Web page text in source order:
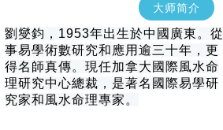
大师简介
劉燮鈞，1953年出生於中國廣東。從
事易學術數研究和應用逾三十年，更
得名師真傳。現任加拿大國際風水命
理研究中心總裁，是著名國際易學研
究家和風水命理專家。